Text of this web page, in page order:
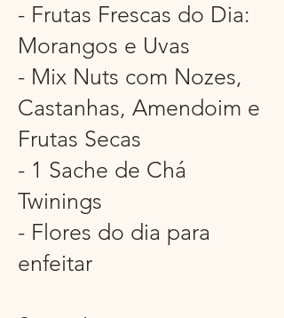
- Frutas Frescas do Dia:
Morangos e Uvas
- Mix Nuts com Nozes,
Castanhas, Amendoim e
Frutas Secas
- 1 Sache de Chá
Twinings
- Flores do dia para
enfeitar